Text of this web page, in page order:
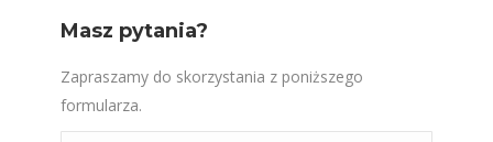
Masz pytania?
Zapraszamy do skorzystania z poniższego
formularza.